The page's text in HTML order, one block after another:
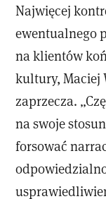
Najwięcej
ewentualnego
na klientów
kultury, Maciej
zaprzecza.
na swoje
forsować